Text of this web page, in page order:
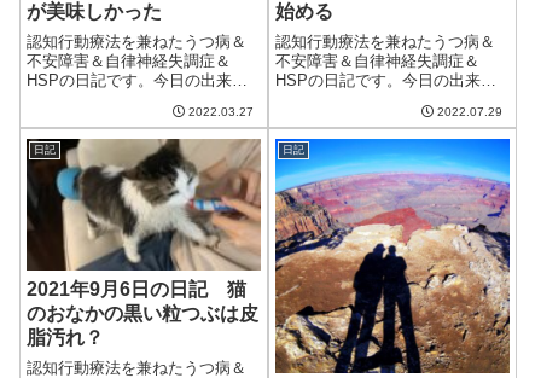
が美味しかった
認知行動療法を兼ねたうつ病＆
不安障害＆自律神経失調症＆
HSPの日記です。今日の出来事
安定な天気だった。寒くはなか
ったので、昼頃からはエアコン
を切ったけどなんとも不穏な天
気だった。強い風のせいでブル
ーベリーの鉢が倒...
2022.03.27
始める
認知行動療法を兼ねたうつ病＆
不安障害＆自律神経失調症＆
HSPの日記です。今日の出来事
報だったが、結局日中は晴れて
おり、夜になって降り出した。
関東のほうは雨がすごいみたい
で、少々心配。幸い我が家は割
と高い場所にある...
2022.07.29
日記
2021年9月6日の日記 猫
のおなかの黒い粒つぶは皮
脂汚れ？
認知行動療法を兼ねたうつ病＆
日記